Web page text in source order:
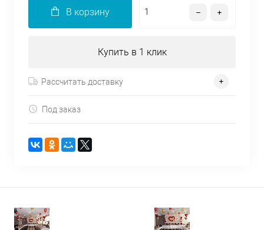
В корзину
Купить в 1 клик
Рассчитать доставку
Под заказ